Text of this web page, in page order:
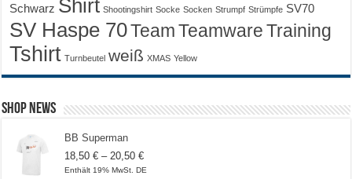
Schwarz Shirt Shootingshirt Socke Socken Strumpf Strümpfe SV70
SV Haspe 70Team Teamware Training
Tshirt Turnbeutel weiß XMAS Yellow
Shop News
BB Superman
18,50€ –20,50€Preisspanne:
18,50 €
Enthält 19% MwSt. DE